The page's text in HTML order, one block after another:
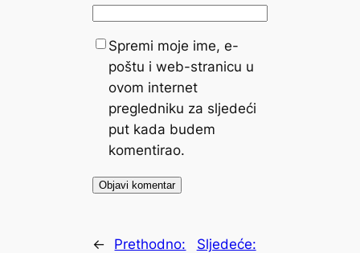
Spremi moje ime, e-
poštu i web-stranicu u
ovom internet
pregledniku za sljedeći
put kada budem
komentirao.
←
Prethodno:
Sljedeće: